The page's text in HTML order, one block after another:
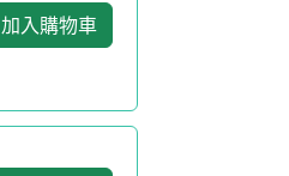
加入購物車